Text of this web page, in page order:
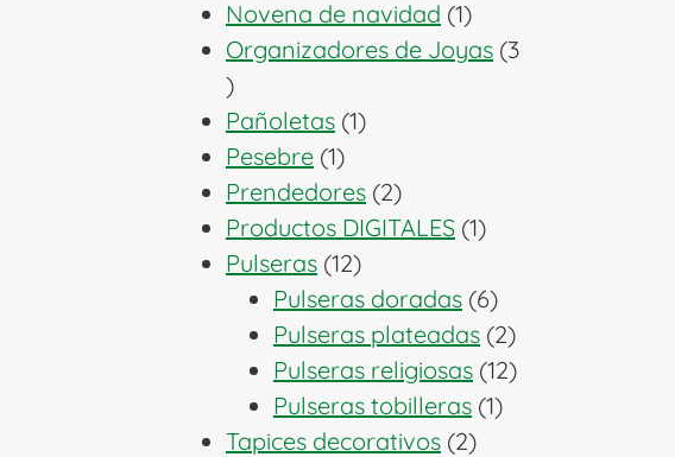
productos
Novena de navidad 11
producto
Organizadores de Joyas 3
3
productos
Pañoletas 11
Pesebre 11
producto
Prendedores 22
productos
Productos DIGITALES 11
Pulseras 1212
productos
Pulseras doradas 66
productos
Pulseras plateadas 22
productos
Pulseras religiosas 1212
Pulseras tobilleras 11
Tapices decorativos 22